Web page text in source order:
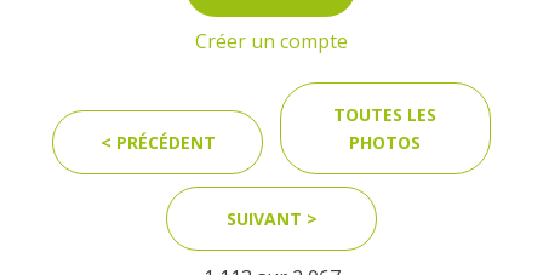
DocumentsCréer un compte
< PRÉCÉDENT
TOUTES LES
PHOTOS
SUIVANT >